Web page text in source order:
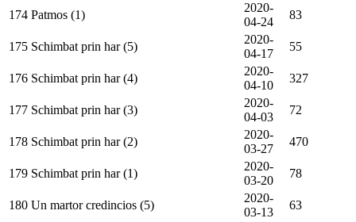
174 Patmos (1)
2020-
04-24
83
175 Schimbat prin har (5)
2020-
04-17
55
176 Schimbat prin har (4)
2020-
04-10
327
177 Schimbat prin har (3)
2020-
04-03
72
178 Schimbat prin har (2)
2020-
03-27
470
179 Schimbat prin har (1)
2020-
03-20
78
180 Un martor credincios (5)
2020-
03-13
63